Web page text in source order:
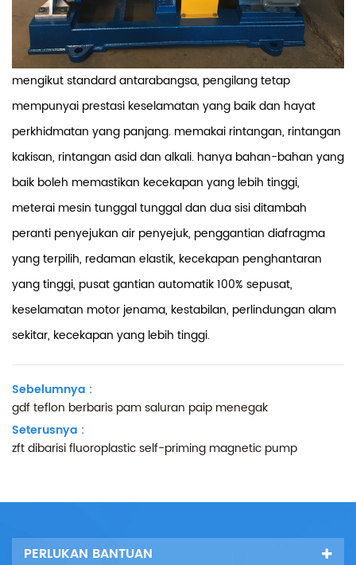
mengikut standard antarabangsa, pengilang tetap
mempunyai prestasi keselamatan yang baik dan hayat
perkhidmatan yang panjang. memakai rintangan, rintangan
kakisan, rintangan asid dan alkali. hanya bahan-bahan yang
baik boleh memastikan kecekapan yang lebih tinggi,
meterai mesin tunggal tunggal dan dua sisi ditambah
peranti penyejukan air penyejuk, penggantian diafragma
yang terpilih, redaman elastik, kecekapan penghantaran
yang tinggi, pusat gantian automatik 100% sepusat,
keselamatan motor jenama, kestabilan, perlindungan alam
sekitar, kecekapan yang lebih tinggi.
Sebelumnya :
gdf teflon berbaris pam saluran paip menegak
Seterusnya :
zft dibarisi fluoroplastic self-priming magnetic pump
PERLUKAN BANTUAN